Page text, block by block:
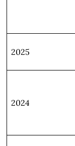
2025
2024